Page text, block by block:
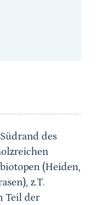
des
(Heiden,
z.T.
Teil der